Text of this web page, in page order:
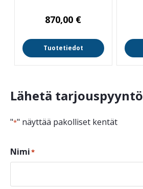
870,00 €
Tuotetiedot
Lähetä tarjouspyyntö
"*" näyttää pakolliset kentät
Nimi*